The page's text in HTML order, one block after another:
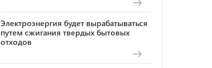
Электроэнергия будет вырабатываться
путем сжигания твердых бытовых
отходов